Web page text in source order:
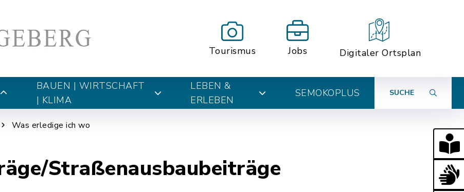
Tourismus Jobs Digitaler Ortsplan
BAUEN | WIRTSCHAFT
| KLIMA
LEBEN &
ERLEBEN
SEMOKOPLUS SUCHE
Was erledige ich wo
Straßenausbaubeiträge